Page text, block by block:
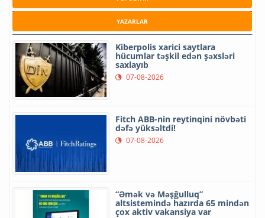
YAZARLAR
Kiberpolis xarici saytlara
hücumlar təşkil edən şəxsləri
saxlayıb
07-08-2026
Fitch ABB-nin reytinqini növbəti
dəfə yüksəltdi!
07-08-2026
“Əmək və Məşğulluq”
altsistemində hazırda 65 mindən
çox aktiv vakansiya var